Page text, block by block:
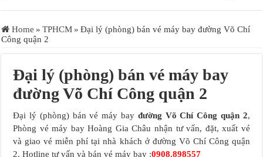
Home » TPHCM » Đại lý (phòng) bán vé máy bay đường Võ Chí
Công quận 2
Đại lý (phòng) bán vé máy bay
đường Võ Chí Công quận 2
Đại lý (phòng) bán vé máy bay đường Võ Chí Công quận 2,
Phòng vé máy bay Hoàng Gia Châu nhận tư vấn, đặt, xuất vé
và giao vé miễn phí tại nhà khách ở đường Võ Chí Công quận
2. Hotline tư vấn và bán vé máy bay :0908.898557